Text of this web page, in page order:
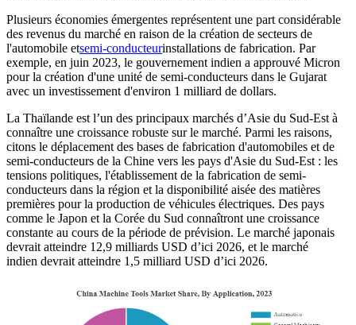
Plusieurs économies émergentes représentent une part considérable
des revenus du marché en raison de la création de secteurs de
l'automobile etsemi-conducteurinstallations de fabrication. Par
exemple, en juin 2023, le gouvernement indien a approuvé Micron
pour la création d'une unité de semi-conducteurs dans le Gujarat
avec un investissement d'environ 1 milliard de dollars.
La Thaïlande est l’un des principaux marchés d’Asie du Sud-Est à
connaître une croissance robuste sur le marché. Parmi les raisons,
citons le déplacement des bases de fabrication d'automobiles et de
semi-conducteurs de la Chine vers les pays d'Asie du Sud-Est : les
tensions politiques, l'établissement de la fabrication de semi-
conducteurs dans la région et la disponibilité aisée des matières
premières pour la production de véhicules électriques. Des pays
comme le Japon et la Corée du Sud connaîtront une croissance
constante au cours de la période de prévision. Le marché japonais
devrait atteindre 12,9 milliards USD d’ici 2026, et le marché
indien devrait atteindre 1,5 milliard USD d’ici 2026.